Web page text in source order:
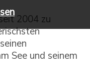
2004 zu
See und seinem